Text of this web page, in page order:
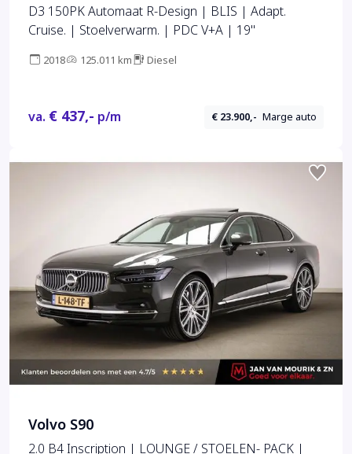
D3 150PK Automaat R-Design | BLIS | Adapt.
Cruise. | Stoelverwarm. | PDC V+A | 19''
2018 125.011 km Diesel
va. € 437,- p/m € 23.900,- Marge auto
Volvo S90
2.0 B4 Inscription | LOUNGE / STOELEN- PACK |